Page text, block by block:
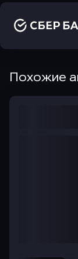
Похожие